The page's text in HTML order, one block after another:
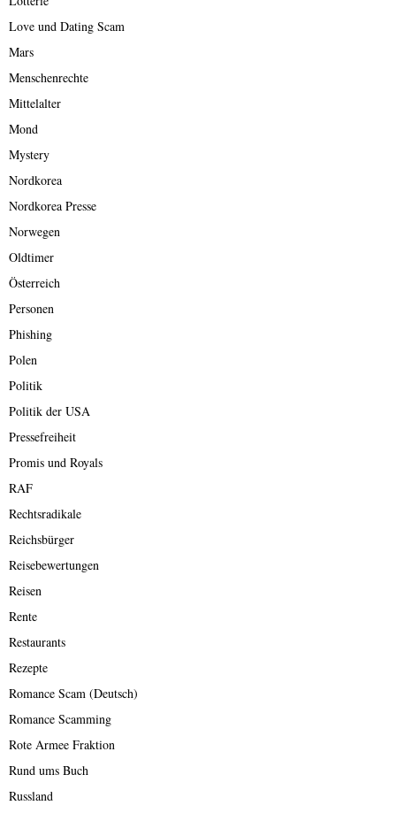
Love und Dating Scam
Mars
Menschenrechte
Mittelalter
Mond
Mystery
Nordkorea
Nordkorea Presse
Norwegen
Oldtimer
Österreich
Personen
Phishing
Polen
Politik
Politik der USA
Pressefreiheit
Promis und Royals
RAF
Rechtsradikale
Reichsbürger
Reisebewertungen
Reisen
Rente
Restaurants
Rezepte
Romance Scam (Deutsch)
Romance Scamming
Rote Armee Fraktion
Rund ums Buch
Russland